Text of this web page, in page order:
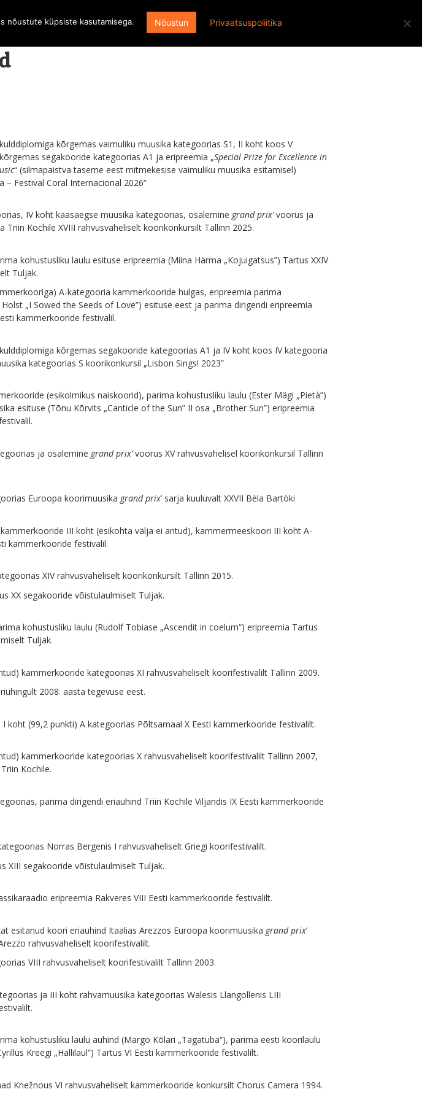
kõrgemas vaimuliku muusika kategoorias S1, II koht koos V
segakooride kategoorias A1 ja eripreemia „Special Prize for Excellence in
“ (silmapaistva taseme eest mitmekesise vaimuliku muusika esitamisel)
– Festival Coral Internacional 2026”
IV koht kaasaegse muusika kategoorias, osalemine grand prix’voorus ja
Triin Kochile XVIII rahvusvaheliselt koorikonkursilt Tallinn 2025.
kohustusliku laulu esituse eripreemia (Miina Härma „Kojuigatsus”) Tartus XXIV
Tuljak.
A-kategooria kammerkooride hulgas, eripreemia parima
„I Sowed the Seeds of Love”) esituse eest ja parima dirigendi eripreemia
kammerkooride festivalil.
kõrgemas segakooride kategoorias A1 ja IV koht koos IV kategooria
kategoorias S koorikonkursil „Lisbon Sings! 2023”
(esikolmikus naiskoorid), parima kohustusliku laulu (Ester Mägi „Pietà”)
esituse (Tõnu Kõrvits „Canticle of the Sun” II osa „Brother Sun”) eripreemia
ja osalemine grand prix’voorus XV rahvusvahelisel koorikonkursil Tallinn
Euroopa koorimuusika grand prix’ sarja kuuluvalt XXVII Bèla Bartòki
III koht (esikohta välja ei antud), kammermeeskoori III koht A-
kammerkooride festivalil.
XIV rahvusvaheliselt koorikonkursilt Tallinn 2015.
XX segakooride võistulaulmiselt Tuljak.
kohustusliku laulu (Rudolf Tobiase „Ascendit in coelum“) eripreemia Tartus
Tuljak.
kammerkooride kategoorias XI rahvusvaheliselt koorifestivalilt Tallinn 2009.
2008. aasta tegevuse eest.
I koht (99,2 punkti) A kategoorias Põltsamaal X Eesti kammerkooride festivalilt.
kammerkooride kategoorias X rahvusvaheliselt koorifestivalilt Tallinn 2007,
Kochile.
parima dirigendi eriauhind Triin Kochile Viljandis IX Eesti kammerkooride
Norras Bergenis I rahvusvaheliselt Griegi koorifestivalilt.
XIII segakooride võistulaulmiselt Tuljak.
eripreemia Rakveres VIII Eesti kammerkooride festivalilt.
esitanud koori eriauhind Itaalias Arezzos Euroopa koorimuusika grand prix’
rahvusvaheliselt koorifestivalilt.
VIII rahvusvaheliselt koorifestivalilt Tallinn 2003.
ja III koht rahvamuusika kategoorias Walesis Llangollenis LIII
kohustusliku laulu auhind (Margo Kõlari „Tagatuba“), parima eesti koorilaulu
Kreegi „Hällilaul“) Tartus VI Eesti kammerkooride festivalilt.
Knežnous VI rahvusvaheliselt kammerkooride konkursilt Chorus Camera 1994.
nõustute küpsiste kasutamisega. Nõustun Privaatsuspoliitika